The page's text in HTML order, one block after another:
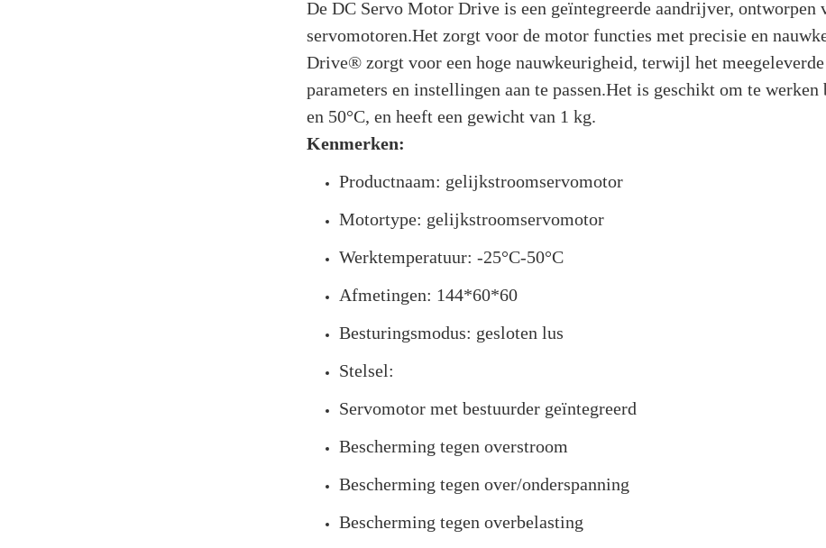
De DC Servo Motor Drive is een geïntegreerde aandrijver, ontworpen
servomotoren.Het zorgt voor de motor functies met precisie en
Drive® zorgt voor een hoge nauwkeurigheid, terwijl het
parameters en instellingen aan te passen.Het is geschikt om te
en 50°C, en heeft een gewicht van 1 kg.
Kenmerken:
Productnaam: gelijkstroomservomotor
Motortype: gelijkstroomservomotor
Werktemperatuur: -25°C-50°C
Afmetingen: 144*60*60
Besturingsmodus: gesloten lus
Stelsel:
Servomotor met bestuurder geïntegreerd
Bescherming tegen overstroom
Bescherming tegen over/onderspanning
Bescherming tegen overbelasting